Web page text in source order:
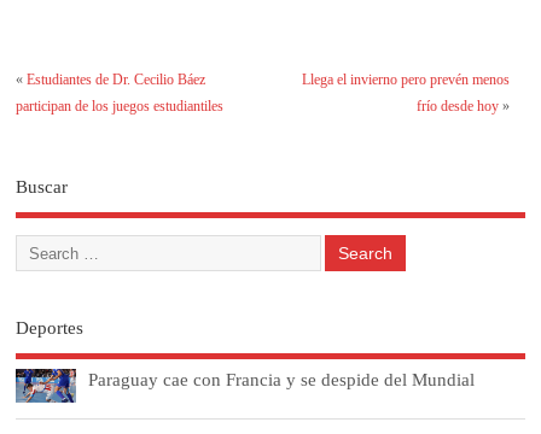
«Estudiantes de Dr. Cecilio Báez
participan de los juegos estudiantiles
Llega el invierno pero prevén menos
frío desde hoy»
Buscar
Deportes
Paraguay cae con Francia y se despide del Mundial